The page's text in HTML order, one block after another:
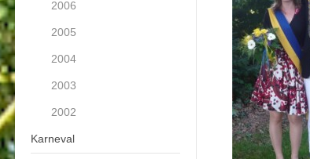
2006
2005
2004
2003
2002
Karneval